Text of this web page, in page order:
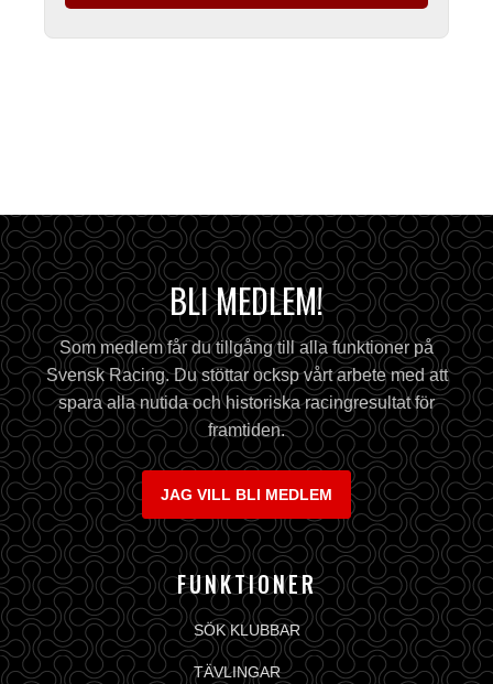
BLI MEDLEM!
Som medlem får du tillgång till alla funktioner på
Svensk Racing. Du stöttar ocksp vårt arbete med att
spara alla nutida och historiska racingresultat för
framtiden.
JAG VILL BLI MEDLEM
FUNKTIONER
SÖK KLUBBAR
TÄVLINGAR